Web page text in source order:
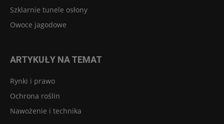
Szklarnie tunele osłony
Owoce jagodowe
ARTYKUŁY NA TEMAT
Rynki i prawo
Ochrona roślin
Nawożenie i technika